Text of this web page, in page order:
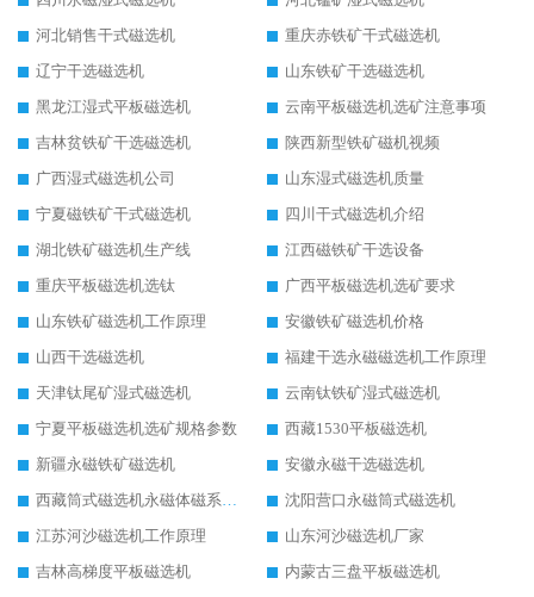
河北销售干式磁选机
重庆赤铁矿干式磁选机
辽宁干选磁选机
山东铁矿干选磁选机
黑龙江湿式平板磁选机
云南平板磁选机选矿注意事项
吉林贫铁矿干选磁选机
陕西新型铁矿磁机视频
广西湿式磁选机公司
山东湿式磁选机质量
宁夏磁铁矿干式磁选机
四川干式磁选机介绍
湖北铁矿磁选机生产线
江西磁铁矿干选设备
重庆平板磁选机选钛
广西平板磁选机选矿要求
山东铁矿磁选机工作原理
安徽铁矿磁选机价格
山西干选磁选机
福建干选永磁磁选机工作原理
天津钛尾矿湿式磁选机
云南钛铁矿湿式磁选机
宁夏平板磁选机选矿规格参数
西藏1530平板磁选机
新疆永磁铁矿磁选机
安徽永磁干选磁选机
西藏筒式磁选机永磁体磁系设计
沈阳营口永磁筒式磁选机
江苏河沙磁选机工作原理
山东河沙磁选机厂家
吉林高梯度平板磁选机
内蒙古三盘平板磁选机